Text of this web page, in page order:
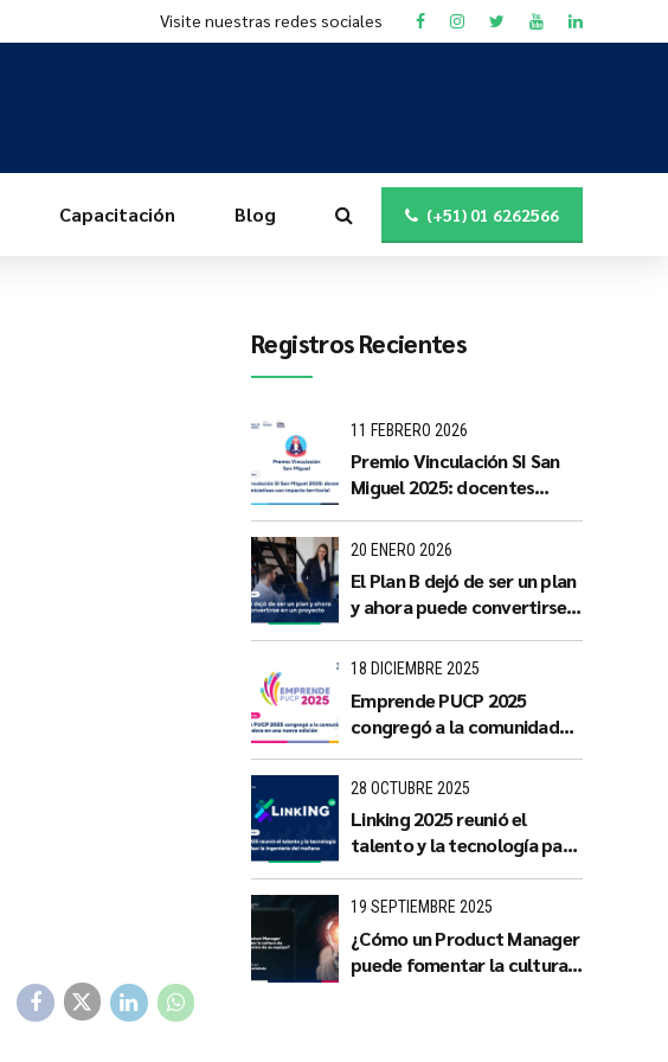
Visite nuestras redes sociales
(+51) 01 6262566
Capacitación Blog
Registros Recientes
11 FEBRERO 2026
Premio Vinculación SI San
Miguel 2025: docentes
con impacto territorial
20 ENERO 2026
El Plan B dejó de ser un plan
y ahora puede convertirse
18 DICIEMBRE 2025
Emprende PUCP 2025
congregó a la comunidad
nueva edición
28 OCTUBRE 2025
Linking 2025 reunió el
talento y la tecnología para
mañana
19 SEPTIEMBRE 2025
¿Cómo un Product Manager
puede fomentar la cultura